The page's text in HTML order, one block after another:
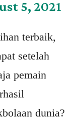
5, 2021
terbaik,
setelah
pemain
dunia?